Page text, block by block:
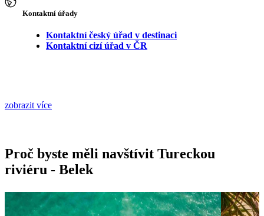
Kontaktní úřady
Kontaktní český úřad v destinaci
Kontaktní cizí úřad v ČR
zobrazit více
Proč byste měli navštívit Tureckou
riviéru - Belek